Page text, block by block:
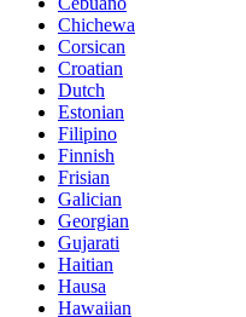
Chichewa
Corsican
Croatian
Dutch
Estonian
Filipino
Finnish
Frisian
Galician
Georgian
Gujarati
Haitian
Hausa
Hawaiian